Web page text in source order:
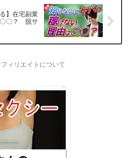
】在宅副業
〇〇？ 脱サ
ィリエイトについて